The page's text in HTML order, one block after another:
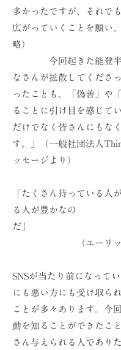
多かったですが、それで
広がっていくことを願い
今回起きた能登半島
なさんが拡散してくださ
ったことも、「偽善」や
ることに引け目を感じて
だけでなく皆さんにもな
す。」（一般社団法人
ッセージより）
「たくさん持っている人
る人が豊かなの
（エーリッヒ・
SNSが当たり前になって
にも悪い方にも受け取ら
ことが多々あります。今
動を知ることができたこ
さん与えられる人であり